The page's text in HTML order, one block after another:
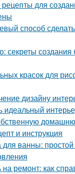
для
способ
секреты
красок для
дизайну
идеальный
и инструкция
ванны:
ремонт: как